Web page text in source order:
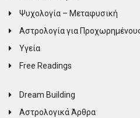
Ψυχολογία – Μεταφυσική
Αστρολογία για
Υγεία
Free Readings
Dream Building
Αστρολογικά Άρθρα